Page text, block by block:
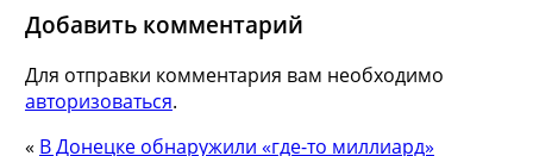
Добавить комментарий
Для отправки комментария вам необходимо
авторизоваться.
« В Донецке обнаружили «где-то миллиард»